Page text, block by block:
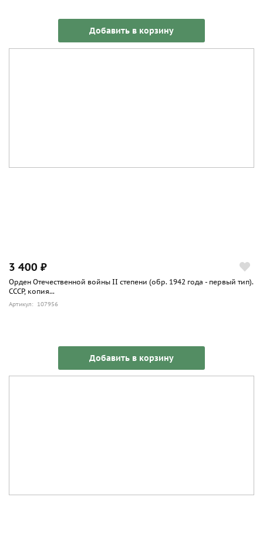
Добавить в корзину
3 400 ₽
Орден Отечественной войны II степени (обр. 1942 года - первый тип).
СССР, копия...
Артикул: 107956
Добавить в корзину